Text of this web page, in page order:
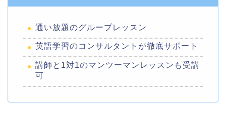
通い放題のグループレッスン
英語学習のコンサルタントが徹底サポート
講師と1対1のマンツーマンレッスンも受講
可